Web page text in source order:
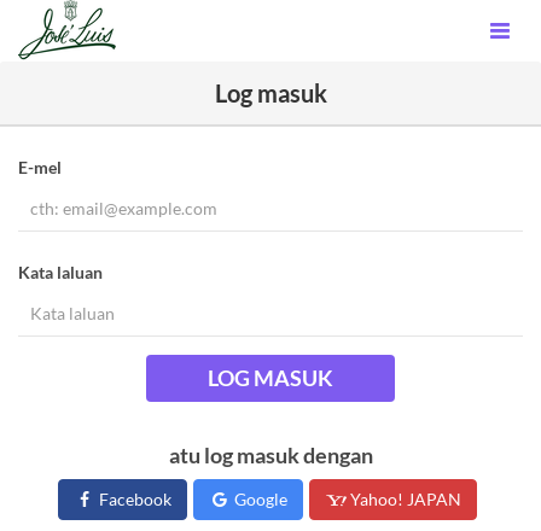
Log masuk
E-mel
Kata laluan
LOG MASUK
atu log masuk dengan
Facebook Google Yahoo! JAPAN